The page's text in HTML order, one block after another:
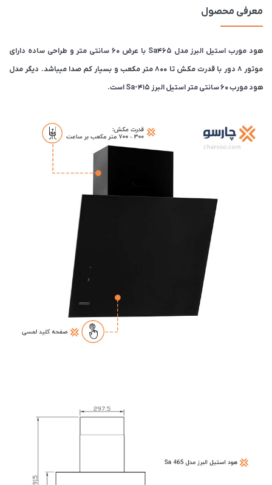
معرفی محصول
هود مورب استیل البرز مدل Sa465 با عرض ۶۰ سانتی متر و طراحی ساده دارای
موتور ۸ دور با قدرت مکش تا ۸۰۰ متر مکعب و بسیار کم صدا میباشد. دیگر مدل
هود مورب ۶۰ سانتی متر استیل البرز Sa-415 است.